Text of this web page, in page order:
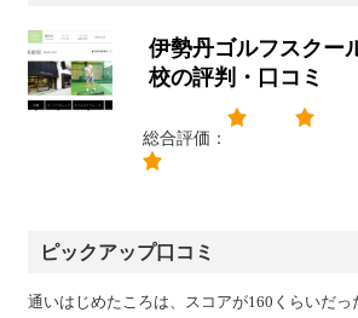
伊勢丹ゴルフスクー
校の評判・口コミ
総合評価：
ピックアップ口コミ
通いはじめたころは、スコアが160くらいだっ